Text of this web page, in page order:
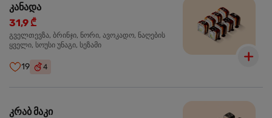
კანადა
31,9 ₾
გველთევზა, ბრინჯი, ნორი, ავოკადო, ნაღების
ყველი, სოუსი უნაგი, სეზამი
19 4
კრაბ მაკი